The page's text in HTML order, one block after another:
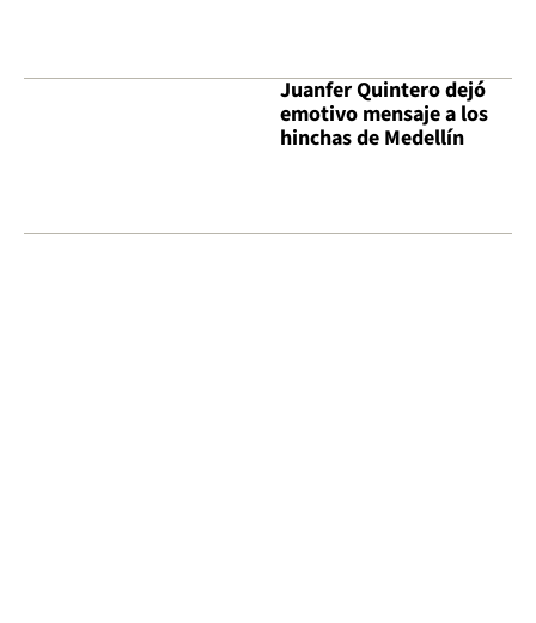
Juanfer Quintero dejó
emotivo mensaje a los
hinchas de Medellín